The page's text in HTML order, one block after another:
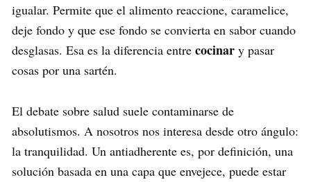
igualar. Permite que el alimento reaccione, caramelice,
deje fondo y que ese fondo se convierta en sabor cuando
desglasas. Esa es la diferencia entre cocinar y pasar
cosas por una sartén.
El debate sobre salud suele contaminarse de
absolutismos. A nosotros nos interesa desde otro ángulo:
la tranquilidad. Un antiadherente es, por definición, una
solución basada en una capa que envejece, puede estar